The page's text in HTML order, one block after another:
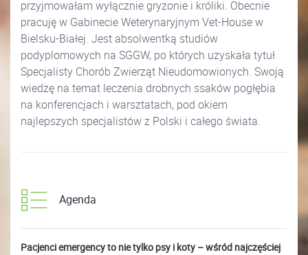
przyjmowałam wyłącznie gryzonie i króliki. Obecnie
pracuję w Gabinecie Weterynaryjnym Vet-House w
Bielsku-Białej. Jest absolwentką studiów
podyplomowych na SGGW, po których uzyskała tytuł
Specjalisty Chorób Zwierząt Nieudomowionych. Swoją
wiedzę na temat leczenia drobnych ssaków pogłębia
na konferencjach i warsztatach, pod okiem
najlepszych specjalistów z Polski i całego świata.
Agenda
Pacjenci emergency to nie tylko psy i koty – wśród najczęściej